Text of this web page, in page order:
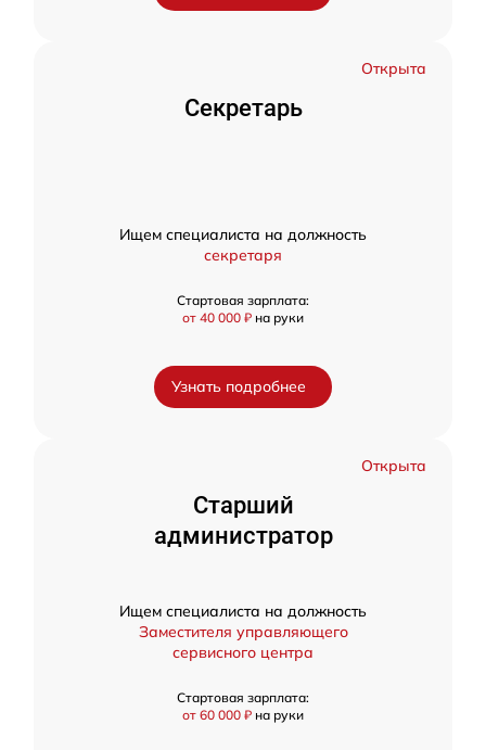
Открыта
Секретарь
Ищем специалиста на должность
секретаря
Стартовая зарплата:
от 40 000 ₽ на руки
Узнать подробнее
Открыта
Старший
администратор
Ищем специалиста на должность
Заместителя управляющего
сервисного центра
Стартовая зарплата:
от 60 000 ₽ на руки